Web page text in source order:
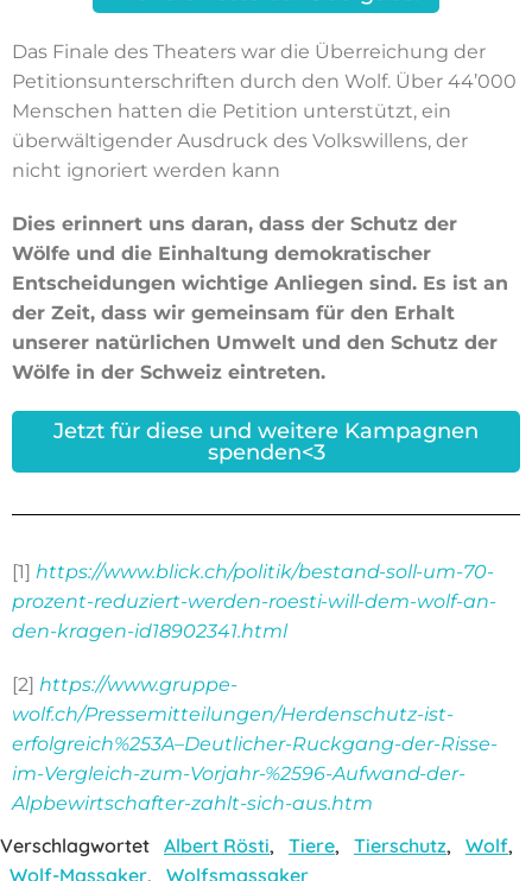
Das Finale des Theaters war die Überreichung der
Petitionsunterschriften durch den Wolf. Über 44’000
Menschen hatten die Petition unterstützt, ein
überwältigender Ausdruck des Volkswillens, der
nicht ignoriert werden kann
Dies erinnert uns daran, dass der Schutz der
Wölfe und die Einhaltung demokratischer
Entscheidungen wichtige Anliegen sind. Es ist an
der Zeit, dass wir gemeinsam für den Erhalt
unserer natürlichen Umwelt und den Schutz der
Wölfe in der Schweiz eintreten.
Jetzt für diese und weitere Kampagnen
spenden<3
[1] https://www.blick.ch/politik/bestand-soll-um-70-
prozent-reduziert-werden-roesti-will-dem-wolf-an-
den-kragen-id18902341.html
[2] https://www.gruppe-
wolf.ch/Pressemitteilungen/Herdenschutz-ist-
erfolgreich%253A–Deutlicher-Ruckgang-der-Risse-
im-Vergleich-zum-Vorjahr-%2596-Aufwand-der-
Alpbewirtschafter-zahlt-sich-aus.htm
Verschlagwortet Albert Rösti, Tiere, Tierschutz, Wolf,
Wolf-Massaker, Wolfsmassaker